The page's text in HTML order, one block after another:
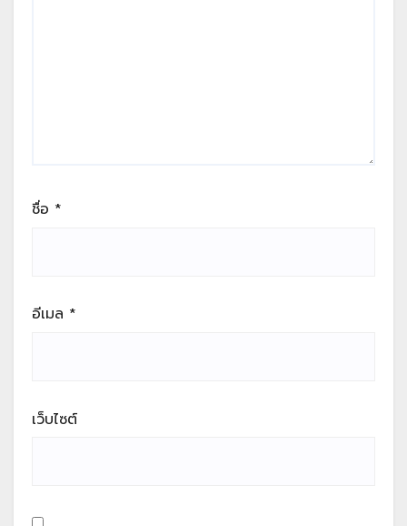
ชื่อ *
อีเมล *
เว็บไซต์